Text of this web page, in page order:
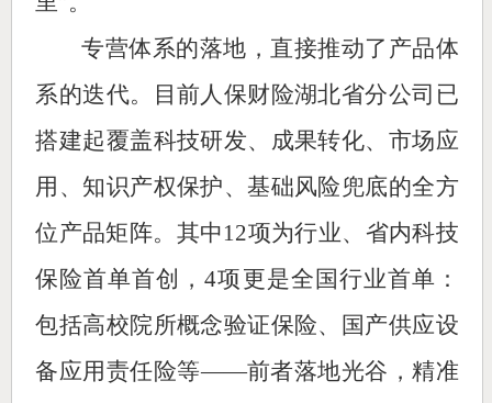
专营体系的落地，直接推动了产品体
系的迭代。目前人保财险湖北省分公司已
搭建起覆盖科技研发、成果转化、市场应
用、知识产权保护、基础风险兜底的全方
位产品矩阵。其中12项为行业、省内科技
保险首单首创，4项更是全国行业首单：
包括高校院所概念验证保险、国产供应设
备应用责任险等——前者落地光谷，精准